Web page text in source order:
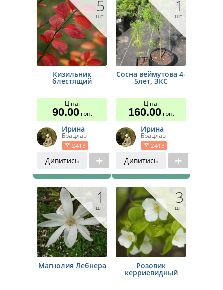
5
шт.
Кизильник
блестящий
Ціна:
90.00грн.
Ирина
Брацлав
2413
Дивитись
1
шт.
Сосна веймутова 4-
5лет, ЗКС
Ціна:
160.00грн.
Ирина
Брацлав
2413
Дивитись
1
шт.
Магнолия Лебнера
3
шт.
Розовик
керриевидный